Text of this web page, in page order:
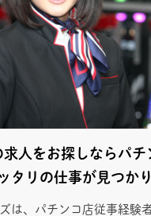
人をお探しならパチ
タリの仕事が見つか
は、パチンコ店従事経験